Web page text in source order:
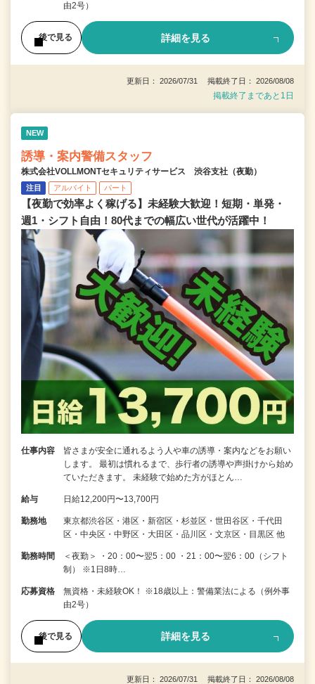
由2号）
後で見る 詳細を見る
更新日： 2026/07/31 掲載終了日： 2026/08/08
掲載終了まであと1日
NEW
誘導・案内警備スタッフ
株式会社VOLLMONTセキュリティサービス 渋谷支社（夜勤）
注目 アルバイト パート
【夜勤で効率よく稼げる】未経験大歓迎！短期・単発・
週1・シフト自由！80代までの幅広い世代が活躍中！
仕事内容
皆さまが安全に通れるよう人や車の誘導・案内などをお願い
します。 最初は慣れるまで、歩行者の誘導や声掛けから始め
ていただきます。 未経験で始めた方がほとん…
給与 日給12,200円〜13,700円
勤務地
東京都渋谷区・港区・新宿区・杉並区・世田谷区・千代田
区・中央区・中野区・大田区・品川区・文京区・目黒区 他
勤務時間
＜夜勤＞ ・20：00〜翌5：00 ・21：00〜翌6：00（シフト
制） ※1日8時…
応募資格
無資格・未経験OK！ ※18歳以上：警備業法による（例外事
由2号）
後で見る 詳細を見る
更新日： 2026/07/31 掲載終了日： 2026/08/08